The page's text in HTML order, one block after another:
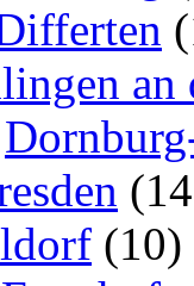
an
(10)